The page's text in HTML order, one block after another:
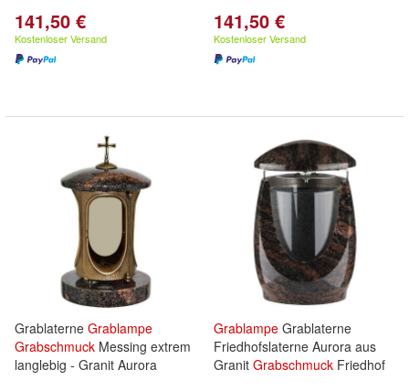
141,50 €
Kostenloser Versand
141,50 €
Kostenloser Versand
Grablaterne Grablampe
Grabschmuck Messing extrem
langlebig - Granit Aurora
Grablampe Grablaterne
Friedhofslaterne Aurora aus
Granit Grabschmuck Friedhof